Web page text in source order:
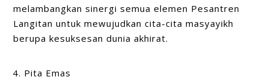
melambangkan sinergi semua elemen Pesantren
Langitan untuk mewujudkan cita-cita masyayikh
berupa kesuksesan dunia akhirat.
Pita Emas